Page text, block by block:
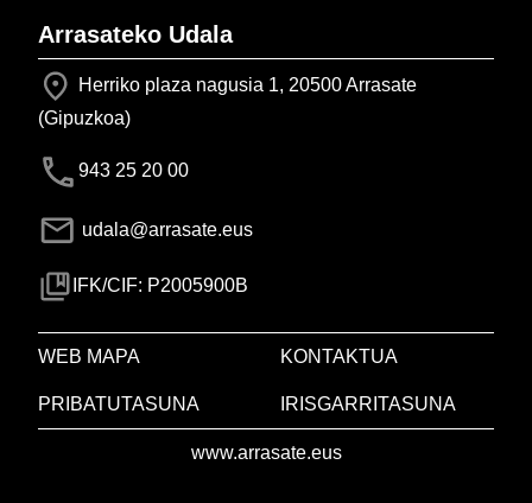
Arrasateko Udala
Herriko plaza nagusia 1, 20500 Arrasate
(Gipuzkoa)
943 25 20 00
udala@arrasate.eus
IFK/CIF: P2005900B
WEB MAPA KONTAKTUA
PRIBATUTASUNA IRISGARRITASUNA
www.arrasate.eus